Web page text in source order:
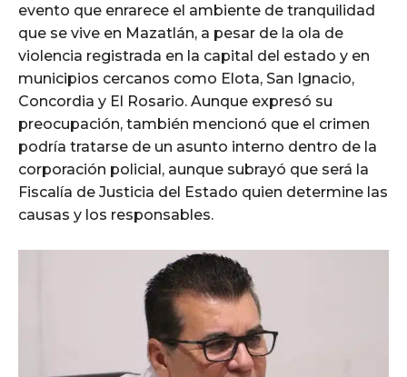
evento que enrarece el ambiente de tranquilidad
que se vive en Mazatlán, a pesar de la ola de
violencia registrada en la capital del estado y en
municipios cercanos como Elota, San Ignacio,
Concordia y El Rosario. Aunque expresó su
preocupación, también mencionó que el crimen
podría tratarse de un asunto interno dentro de la
corporación policial, aunque subrayó que será la
Fiscalía de Justicia del Estado quien determine las
causas y los responsables.